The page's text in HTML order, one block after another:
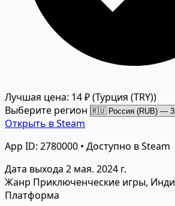
Лучшая цена: 14 ₽(Турция (TRY))
Выберите регион
Открыть в Steam
App ID: 2780000 • Доступно в Steam
Дата выхода 2 мая. 2024 г.
Жанр Приключенческие игры, Инди
Платформа